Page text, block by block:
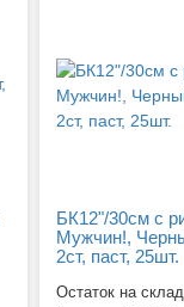
БК12"/30см с
Мужчин!,
2ст, паст, 25шт.
Остаток на